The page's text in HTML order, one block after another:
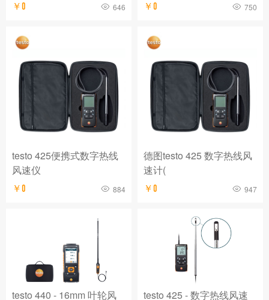
￥0 646 ￥0 750
testo 425便携式数字热线
风速仪
￥0 884
德图testo 425 数字热线风
速计(
￥0 947
testo 440 - 16mm 叶轮风 testo 425 - 数字热线风速